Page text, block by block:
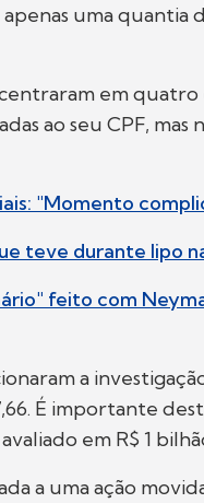
uma quantia
em quatro
ao seu CPF, mas
"Momento
teve durante lipo
feito com
a
É importante
em R$ 1
a uma ação